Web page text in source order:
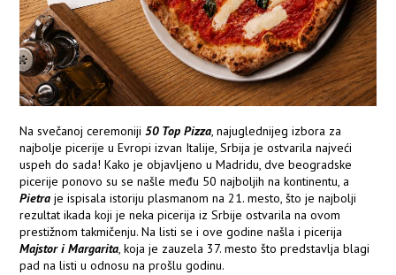
Na svečanoj ceremoniji50 Top Pizza, najuglednijeg izbora za
najbolje picerije u Evropi izvan Italije, Srbija je ostvarila najveći
uspeh do sada! Kako je objavljeno u Madridu, dve beogradske
picerije ponovo su se našle među 50 najboljih na kontinentu, a
Pietra je ispisala istoriju plasmanom na 21. mesto, što je najbolji
rezultat ikada koji je neka picerija iz Srbije ostvarila na ovom
prestižnom takmičenju. Na listi se i ove godine našla i picerija
Majstor i Margarita, koja je zauzela 37. mesto što predstavlja blagi
pad na listi u odnosu na prošlu godinu.